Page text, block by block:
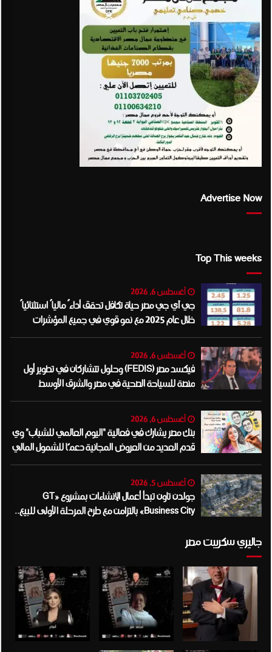
Advertise Now
Top This weeks
أغسطس 6, 2026
جي آي جي مصر حياة تكافل تحقق أداءً مالياً استثنائياً
خلال عام 2025 مع نمو قوي في جميع المؤشرات
المالية الرئيسية
أغسطس 6, 2026
فيكسد مصر (FEDIS) وحلول تتشاركان في تطوير أول
منصة للسياحة الصحية في مصر والشرق الأوسط
وأفريقيا..
أغسطس 6, 2026
بنك مصر يشارك في فعالية “اليوم العالمي للشباب” وي
قدم العديد من العروض المجانية دعمًا للشمول المالي
تحت رعاية البنك المركزي المصري
أغسطس 5, 2026
جولدن تاون تبدأ أعمال الإنشاءات بمشروع «GT
Business City» بالتزامن مع طرح المرحلة الأولى للبيع..
جاليري سكريبت مصر